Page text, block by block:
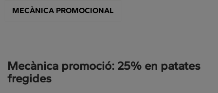
MECÀNICA PROMOCIONAL
Mecànica promoció: 25% en patates
fregides